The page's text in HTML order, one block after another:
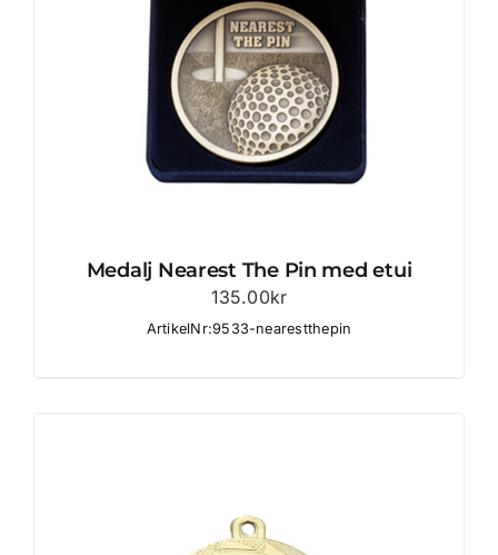
Medalj Nearest The Pin med etui
135.00kr
ArtikelNr:9533-nearestthepin